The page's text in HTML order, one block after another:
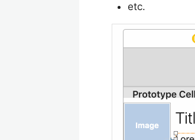
etc.